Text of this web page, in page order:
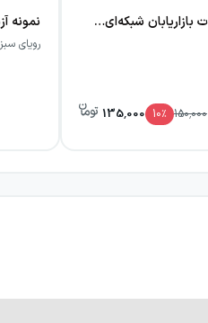
هفت عادت بازاریابان شبکه‌ای موثر
150,000
10٪ 135,000
رویای سبز